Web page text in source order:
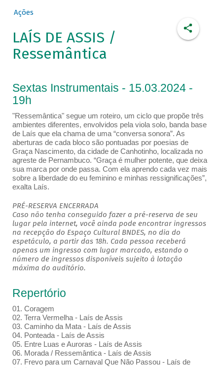
Ações
LAÍS DE ASSIS /
Ressemântica
Sextas Instrumentais - 15.03.2024 -
19h
"Ressemântica" segue um roteiro, um ciclo que propõe três
ambientes diferentes, envolvidos pela viola solo, banda base
de Laís que ela chama de uma “conversa sonora”. As
aberturas de cada bloco são pontuadas por poesias de
Graça Nascimento, da cidade de Canhotinho, localizada no
agreste de Pernambuco. “Graça é mulher potente, que deixa
sua marca por onde passa. Com ela aprendo cada vez mais
sobre a liberdade do eu feminino e minhas ressignificações”,
exalta Laís.
PRÉ-RESERVA ENCERRADA
Caso não tenha conseguido fazer a pré-reserva de seu
lugar pela internet, você ainda pode encontrar ingressos
na recepção do Espaço Cultural BNDES, no dia do
espetáculo, a partir das 18h. Cada pessoa receberá
apenas um ingresso com lugar marcado, estando o
número de ingressos disponíveis sujeito à lotação
máxima do auditório.
Repertório
01. Coragem
02. Terra Vermelha - Laís de Assis
03. Caminho da Mata - Laís de Assis
04. Ponteada - Laís de Assis
05. Entre Luas e Auroras - Laís de Assis
06. Morada / Ressemântica - Laís de Assis
07. Frevo para um Carnaval Que Não Passou - Laís de